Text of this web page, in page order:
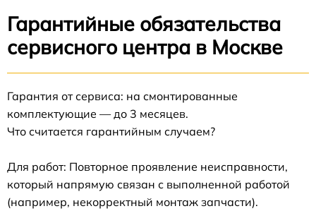
Гарантийные обязательства
сервисного центра в Москве
Гарантия от сервиса: на смонтированные
комплектующие — до 3 месяцев.
Что считается гарантийным случаем?
Для работ: Повторное проявление неисправности,
который напрямую связан с выполненной работой
(например, некорректный монтаж запчасти).